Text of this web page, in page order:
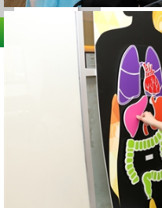
Copyright (C) 2008-2026 Hong Kong